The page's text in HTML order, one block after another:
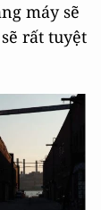
máy sẽ
rất tuyệt